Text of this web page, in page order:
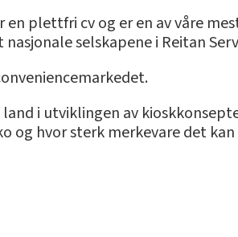
plettfri cv og er en av våre
selskapene i Reitan
i utviklingen av
og hvor sterk merkevare det